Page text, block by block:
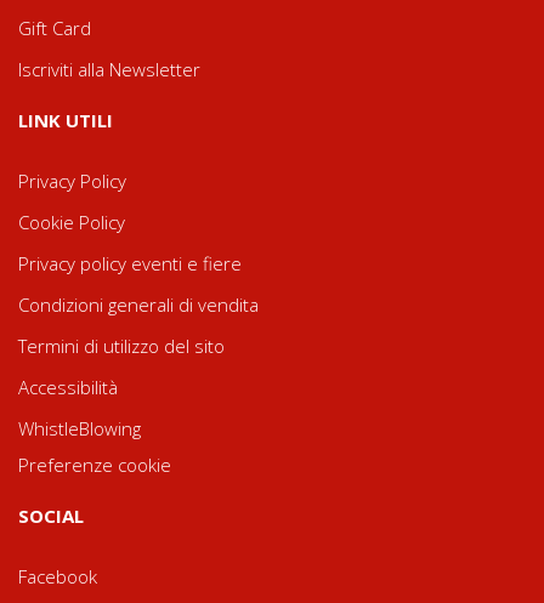
Gift Card
Iscriviti alla Newsletter
LINK UTILI
Privacy Policy
Cookie Policy
Privacy policy eventi e fiere
Condizioni generali di vendita
Termini di utilizzo del sito
Accessibilità
WhistleBlowing
Preferenze cookie
SOCIAL
Facebook